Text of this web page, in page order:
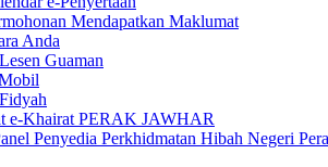
Mendapatkan Maklumat
Anda
Guaman
e-Khairat PERAK JAWHAR
Penyedia Perkhidmatan Hibah Negeri